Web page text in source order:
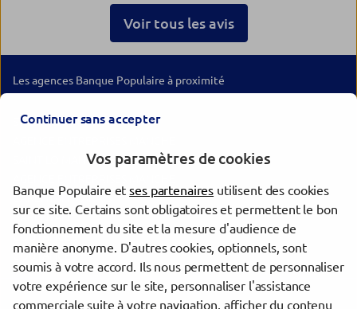
traitées rapidement. Une agence
que je recommande pour son
sérieux et la qualité de son
Voir tous les avis
Les agences Banque Populaire à proximité
ST LO AGRI MANCHE
SAINT LO MANCHE BANQUE PRIVEE
CARENTAN MARAIS
CARENTAN
COUTANCES
COUTANCES
Continuer sans accepter
Vos paramètres de cookies
Banque Populaire etses partenaires utilisent des cookies
sur ce site. Certains sont obligatoires et permettent le bon
fonctionnement du site et la mesure d'audience de
manière anonyme. D'autres cookies, optionnels, sont
soumis à votre accord. Ils nous permettent de personnaliser
votre expérience sur le site, personnaliser l'assistance
commerciale suite à votre navigation, afficher du contenu